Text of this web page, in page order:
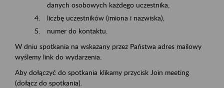
danych osobowych każdego uczestnika,
liczbę uczestników (imiona i nazwiska),
numer do kontaktu.
W dniu spotkania na wskazany przez Państwa adres mailowy
wyślemy link do wydarzenia.
Aby dołączyć do spotkania klikamy przycisk Join meeting
(dołącz do spotkania).